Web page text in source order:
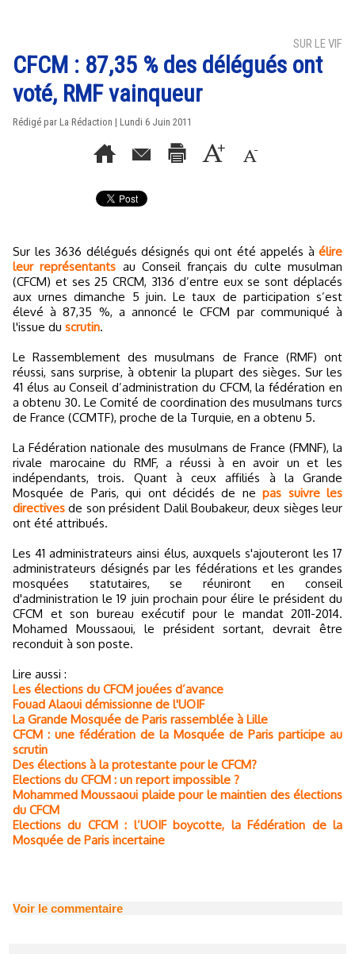
SUR LE VIF
CFCM : 87,35 % des délégués ont
voté, RMF vainqueur
Rédigé par La Rédaction | Lundi 6 Juin 2011
Sur les 3636 délégués désignés qui ont été appelés à élire
leur représentants au Conseil français du culte musulman
(CFCM) et ses 25 CRCM, 3136 d’entre eux se sont déplacés
aux urnes dimanche 5 juin. Le taux de participation s’est
élevé à 87,35 %, a annoncé le CFCM par communiqué à
l'issue du scrutin.
Le Rassemblement des musulmans de France (RMF) ont
réussi, sans surprise, à obtenir la plupart des sièges. Sur les
41 élus au Conseil d’administration du CFCM, la fédération en
a obtenu 30. Le Comité de coordination des musulmans turcs
de France (CCMTF), proche de la Turquie, en a obtenu 5.
La Fédération nationale des musulmans de France (FMNF), la
rivale marocaine du RMF, a réussi à en avoir un et les
indépendants, trois. Quant à ceux affiliés à la Grande
Mosquée de Paris, qui ont décidés de nepas suivre les
directives de son président Dalil Boubakeur, deux sièges leur
ont été attribués.
Les 41 administrateurs ainsi élus, auxquels s'ajouteront les 17
administrateurs désignés par les fédérations et les grandes
mosquées statutaires, se réuniront en conseil
d'administration le 19 juin prochain pour élire le président du
CFCM et son bureau exécutif pour le mandat 2011-2014.
Mohamed Moussaoui, le président sortant, devrait être
reconduit à son poste.
Lire aussi :
Les élections du CFCM jouées d’avance
Fouad Alaoui démissionne de l'UOIF
La Grande Mosquée de Paris rassemblée à Lille
CFCM : une fédération de la Mosquée de Paris participe au
scrutin
Des élections à la protestante pour le CFCM?
Elections du CFCM : un report impossible ?
Mohammed Moussaoui plaide pour le maintien des élections
du CFCM
Elections du CFCM : l’UOIF boycotte, la Fédération de la
Mosquée de Paris incertaine
Voir le commentaire